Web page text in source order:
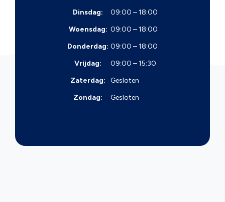
Dinsdag:
09:00 – 18:00
Woensdag: 09:00 – 18:00
Donderdag: 09:00 – 18:00
Vrijdag:
09:00 – 15:30
Zaterdag:
Gesloten
Zondag:
Gesloten